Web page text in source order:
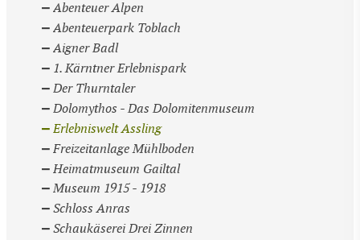
Abenteuer Alpen
Abenteuerpark Toblach
Aigner Badl
1. Kärntner Erlebnispark
Der Thurntaler
Dolomythos - Das Dolomitenmuseum
Erlebniswelt Assling
Freizeitanlage Mühlboden
Heimatmuseum Gailtal
Museum 1915 - 1918
Schloss Anras
Schaukäserei Drei Zinnen